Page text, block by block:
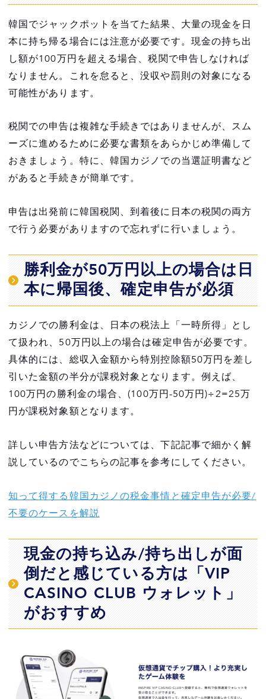
韓国でジャックポットを当てた結果、大量の現金を日
本に持ち帰る場合には注意が必要です。現金の持ち出
し額が100万円を超える場合、税関で申告しなければ
なりません。これを怠ると、没収や罰則の対象になる
可能性があります。
税関での申告は複雑な手続きではありませんが、スム
ーズに進めるために必要な書類をあらかじめ準備して
おきましょう。特に、韓国カジノでの当選証明書など
があると手続きが簡単です。
申告は出発前に韓国税関、到着後に日本の税関の両方
で行う必要がありますので忘れずに行いましょう。
勝利金が50万円以上の場合は日
本に帰国後、確定申告が必須
カジノでの勝利金は、日本の税法上「一時所得」とし
て扱われ、50万円以上の場合は確定申告が必要です。
具体的には、総収入金額から特別控除額50万円を差し
引いた金額の半分が課税対象となります。例えば、
100万円の勝利金の場合、(100万円-50万円)÷2=25万
円が課税対象額となります。
詳しい申告方法などについては、下記記事で細かく解
説しているのでこちらの記事を参考にしてください。
知って得する韓国カジノの税金事情と確定申告が必要/
不要のケースを解説
現金の持ち込み/持ち出しが面
倒だと感じている方は「VIP
CASINO CLUB ウォレット」
がおすすめ